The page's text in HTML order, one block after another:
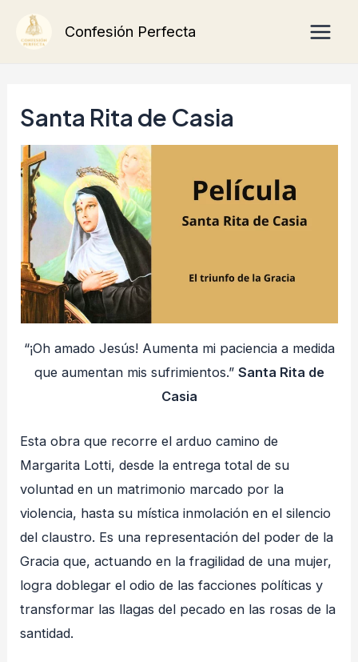
Confesión Perfecta
Santa Rita de Casia
“¡Oh amado Jesús! Aumenta mi paciencia a medida
que aumentan mis sufrimientos.” Santa Rita de
Casia
Esta obra que recorre el arduo camino de
Margarita Lotti, desde la entrega total de su
voluntad en un matrimonio marcado por la
violencia, hasta su mística inmolación en el silencio
del claustro. Es una representación del poder de la
Gracia que, actuando en la fragilidad de una mujer,
logra doblegar el odio de las facciones políticas y
transformar las llagas del pecado en las rosas de la
santidad.